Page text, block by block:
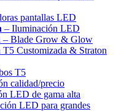
pantallas LED
– Iluminación LED
– Blade Grow & Glow
Customizada & Straton
T5
calidad/precio
LED de gama alta
LED para grandes